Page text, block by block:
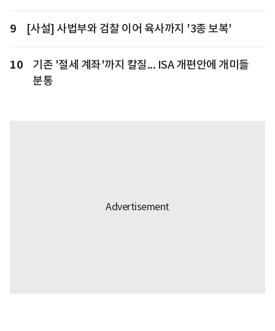
9 [사설] 사법부와 검찰 이어 육사까지 '3종 보복'
10
기존 '절세 계좌'까지 칼질... ISA 개편안에 개미들
분통